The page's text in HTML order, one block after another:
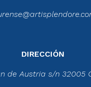
DIRECCIÓN
de Austria s/n 32005